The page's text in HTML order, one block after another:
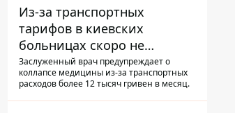
Из-за транспортных
тарифов в киевских
больницах скоро не
останется медсестер и
санитарок - профессор
Заслуженный врач предупреждает о
коллапсе медицины из-за транспортных
расходов более 12 тысяч гривен в месяц.